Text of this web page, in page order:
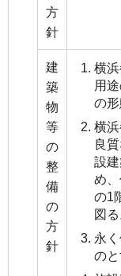
方
針
建
築
物
等
の
整
備
の
方
針
横
用
の
横
良
設
め
の1
図る
永
のと